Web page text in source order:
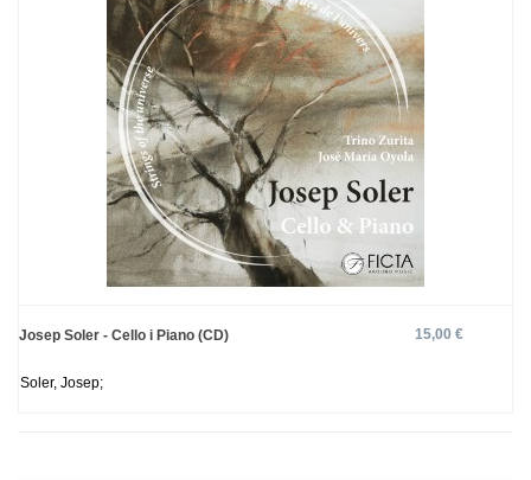
Josep Soler - Cello i Piano (CD) 15,00 €
Soler, Josep;